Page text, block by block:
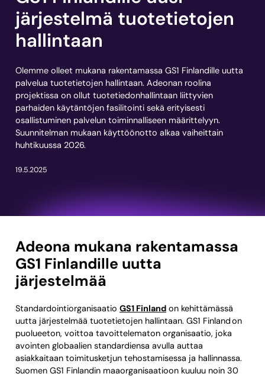
järjestelmä tuotetietojen
hallintaan
Olemme olleet mukana rakentamassa GS1 Finlandille uutta
palvelua tuotetietojen hallintaan. Adeonan roolina
projektissa on ollut tuotetiedonhallintaan liittyvien
parhaiden käytäntöjen fasilitointi sekä erityisesti
osallistuminen palvelun toiminnalliseen määrittelyyn.
Suunnitelman mukaan käyttöönotto alkaa vaiheittain
huhtikuussa 2026.
19.5.2025
Adeona mukana rakentamassa
GS1 Finlandille uutta
järjestelmää
StandardointiorganisaatioGS1 Finland on kehittämässä
uutta järjestelmää tuotetietojen hallintaan. GS1 Finland on
puolueeton, voittoa tavoittelematon organisaatio, joka
avointen globaalien standardiensa avulla auttaa
asiakkaitaan toimitusketjun tehostamisessa ja hallinnassa.
Suomen GS1 Finlandin maaorganisaatioon kuuluu noin 30